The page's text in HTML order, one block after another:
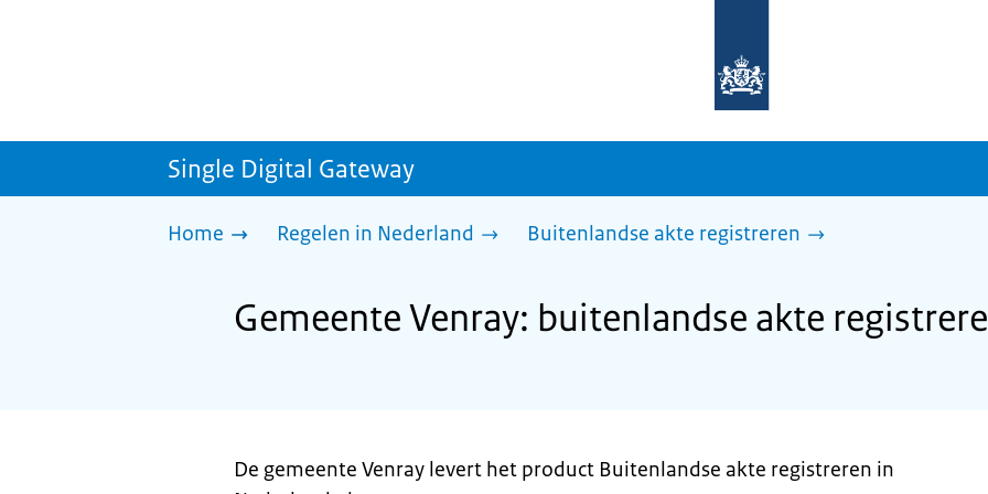
homepage
sdg.rijksoverheid.nl
Single Digital Gateway
Home Regelen in Nederland Buitenlandse akte registreren
Gemeente Venray: buitenlandse akte
De gemeente Venray levert het product Buitenlandse akte registreren in